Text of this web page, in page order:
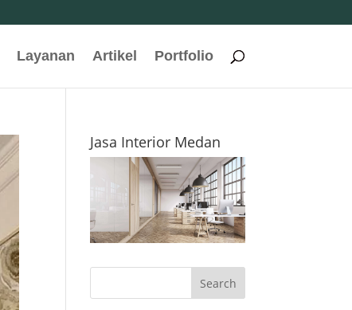
Layanan Artikel Portfolio
Jasa Interior Medan
Search